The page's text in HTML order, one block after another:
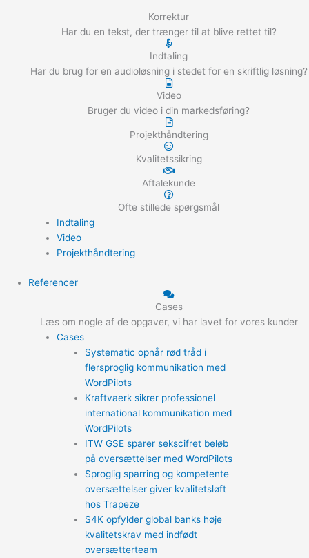
Korrektur
Har du en tekst, der trænger til at blive rettet til?
Indtaling
Har du brug for en audioløsning i stedet for en skriftlig løsning?
Video
Bruger du video i din markedsføring?
Projekthåndtering
Kvalitetssikring
Aftalekunde
Ofte stillede spørgsmål
Indtaling
Video
Projekthåndtering
Referencer
Cases
Læs om nogle af de opgaver, vi har lavet for vores kunder
Cases
Systematic opnår rød tråd i
flersproglig kommunikation med
WordPilots
Kraftvaerk sikrer professionel
international kommunikation med
WordPilots
ITW GSE sparer sekscifret beløb
på oversættelser med WordPilots
Sproglig sparring og kompetente
oversættelser giver kvalitetsløft
hos Trapeze
S4K opfylder global banks høje
kvalitetskrav med indfødt
oversætterteam